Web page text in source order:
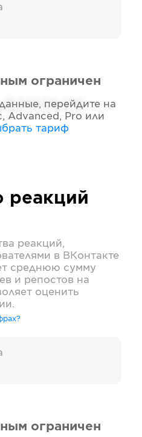
ограничен
перейдите на
Advanced, Pro или
тариф
реакций
реакций,
в ВКонтакте
среднюю сумму
и репостов на
оценить
ограничен